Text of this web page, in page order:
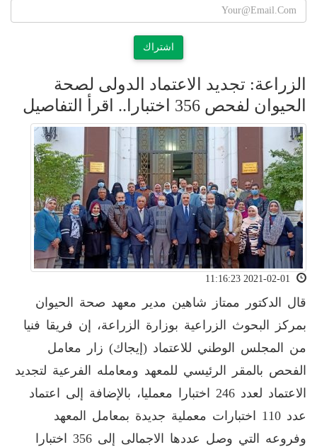
اشتراك
الزراعة: تجديد الاعتماد الدولى لصحة
الحيوان لفحص 356 اختبارا.. اقرأ التفاصيل
قال الدكتور ممتاز شاهين مدير معهد صحة الحيوان
بمركز البحوث الزراعية بوزارة الزراعة، إن فريقا فنيا
من المجلس الوطني للاعتماد (إيجاك) زار معامل
الفحص بالمقر الرئيسي للمعهد ومعامله الفرعية لتجديد
الاعتماد لعدد 246 اختبارا معمليا، بالإضافة إلى اعتماد
عدد 110 اختبارات معملية جديدة بمعامل المعهد
وفروعه التي وصل عددها الاجمالى إلى 356 اختبارا